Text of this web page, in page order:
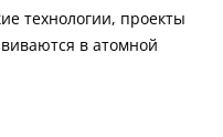
технологии, проекты
в атомной